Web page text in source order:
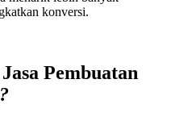
konversi.
Pembuatan
?